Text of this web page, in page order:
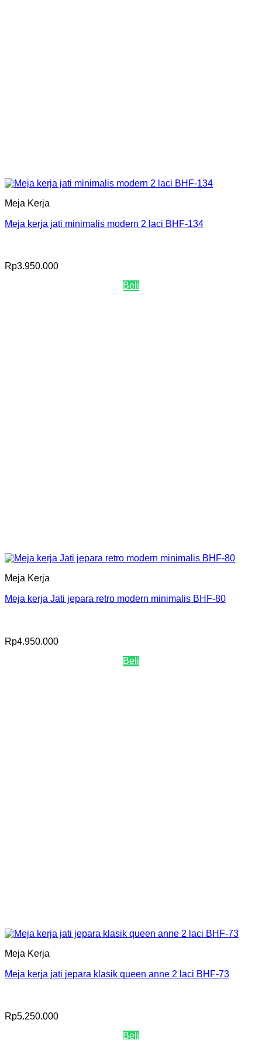
Meja Kerja
Meja kerja jati minimalis modern 2 laci BHF-134
Rp3.950.000
Beli
Meja Kerja
Meja kerja Jati jepara retro modern minimalis BHF-80
Rp4.950.000
Beli
Meja Kerja
Meja kerja jati jepara klasik queen anne 2 laci BHF-73
Rp5.250.000
Beli